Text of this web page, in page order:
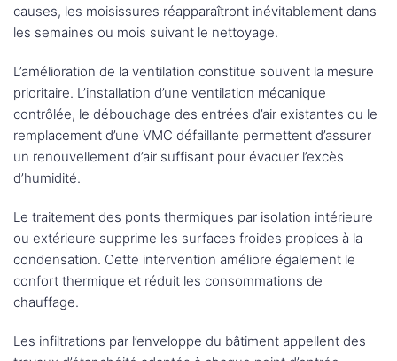
causes, les moisissures réapparaîtront inévitablement dans
les semaines ou mois suivant le nettoyage.
L’amélioration de la ventilation constitue souvent la mesure
prioritaire. L’installation d’une ventilation mécanique
contrôlée, le débouchage des entrées d’air existantes ou le
remplacement d’une VMC défaillante permettent d’assurer
un renouvellement d’air suffisant pour évacuer l’excès
d’humidité.
Le traitement des ponts thermiques par isolation intérieure
ou extérieure supprime les surfaces froides propices à la
condensation. Cette intervention améliore également le
confort thermique et réduit les consommations de
chauffage.
Les infiltrations par l’enveloppe du bâtiment appellent des